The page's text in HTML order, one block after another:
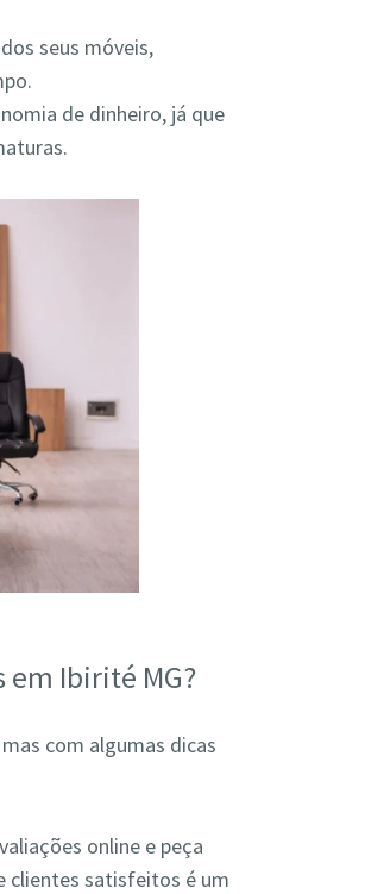
seus móveis,
de dinheiro, já que
em Ibirité MG?
com algumas dicas
online e peça
clientes satisfeitos é um